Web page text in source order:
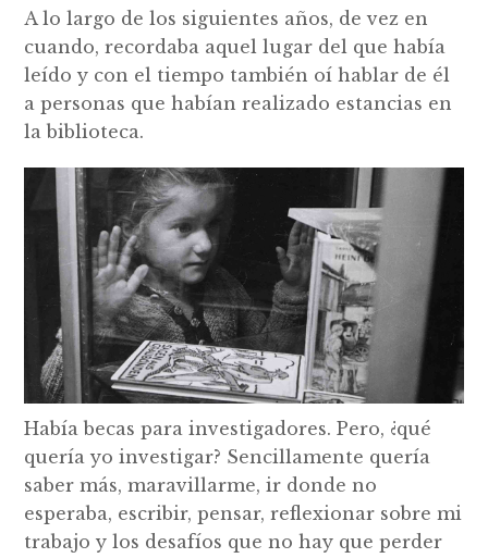
A lo largo de los siguientes años, de vez en
cuando, recordaba aquel lugar del que había
leído y con el tiempo también oí hablar de él
a personas que habían realizado estancias en
la biblioteca.
Había becas para investigadores. Pero, ¿qué
quería yo investigar? Sencillamente quería
saber más, maravillarme, ir donde no
esperaba, escribir, pensar, reflexionar sobre mi
trabajo y los desafíos que no hay que perder